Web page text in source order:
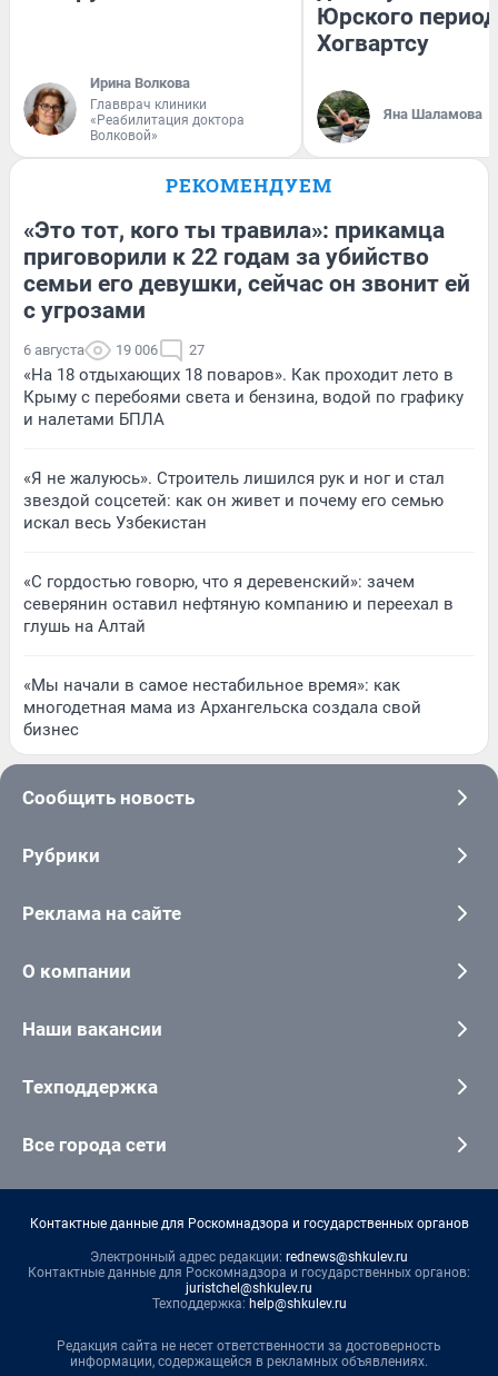
Ирина Волкова
Главврач клиники
«Реабилитация доктора
Волковой»
Юрского
Хогвартсу
Яна Шаламова
РЕКОМЕНДУЕМ
«Это тот, кого ты травила»: прикамца
приговорили к 22 годам за убийство
семьи его девушки, сейчас он звонит ей
с угрозами
6 августа 19 006 27
«На 18 отдыхающих 18 поваров». Как проходит лето в
Крыму с перебоями света и бензина, водой по графику
и налетами БПЛА
«Я не жалуюсь». Строитель лишился рук и ног и стал
звездой соцсетей: как он живет и почему его семью
искал весь Узбекистан
«С гордостью говорю, что я деревенский»: зачем
северянин оставил нефтяную компанию и переехал в
глушь на Алтай
«Мы начали в самое нестабильное время»: как
многодетная мама из Архангельска создала свой
бизнес
Сообщить новость
Рубрики
Реклама на сайте
О компании
Наши вакансии
Техподдержка
Все города сети
Контактные данные для Роскомнадзора и государственных органов
Электронный адрес редакции: rednews@shkulev.ru
Контактные данные для Роскомнадзора и государственных органов:
juristchel@shkulev.ru
Техподдержка: help@shkulev.ru
Редакция сайта не несет ответственности за достоверность
информации, содержащейся в рекламных объявлениях.